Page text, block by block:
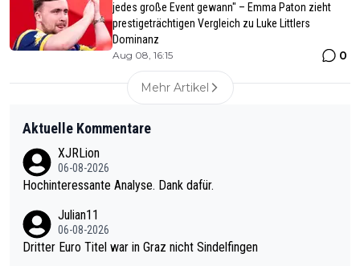
jedes große Event gewann" – Emma Paton zieht
prestigeträchtigen Vergleich zu Luke Littlers
Dominanz
Aug 08, 16:15 0
Mehr Artikel
Aktuelle Kommentare
XJRLion
06-08-2026
Hochinteressante Analyse. Dank dafür.
Julian11
06-08-2026
Dritter Euro Titel war in Graz nicht Sindelfingen